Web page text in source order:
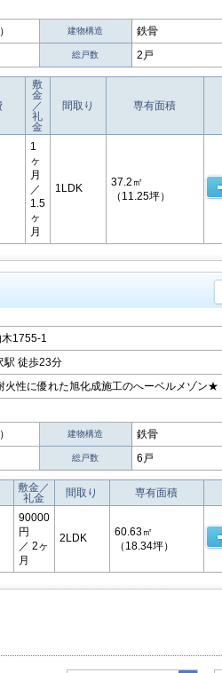
建物構造 鉄骨
総戸数 2戸
敷
金
／
礼
金
間取り 専有面積
1
ヶ
月
／
1.5
ヶ
月
1LDK
37.2㎡
（11.25坪）
1755-1
駅 徒歩23分
火性に優れた旭化成施工のへーベルメゾン★
建物構造 鉄骨
総戸数 6戸
敷金／
礼金
間取り 専有面積
90000
円
／ 2ヶ
月
2LDK
60.63㎡
（18.34坪）